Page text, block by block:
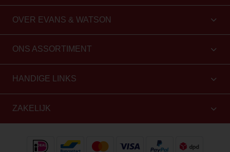
OVER EVANS & WATSON
ONS ASSORTIMENT
HANDIGE LINKS
ZAKELIJK